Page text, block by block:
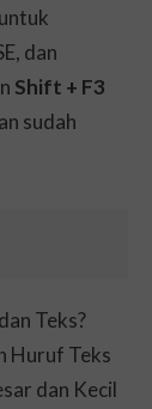
dan
Shift + F3
sudah
Teks?
Huruf Teks
dan Kecil